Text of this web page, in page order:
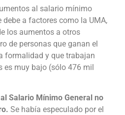
al salario mínimo
a factores como la UMA,
los aumentos a otros
de personas que ganan el
formalidad y que trabajan
es muy bajo (sólo 476 mil
Salario Mínimo General no
Se había especulado por el